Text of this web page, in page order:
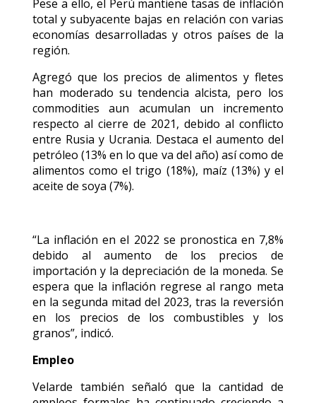
Pese a ello, el Perú mantiene tasas de inflación
total y subyacente bajas en relación con varias
economías desarrolladas y otros países de la
región.
Agregó que los precios de alimentos y fletes
han moderado su tendencia alcista, pero los
commodities aun acumulan un incremento
respecto al cierre de 2021, debido al conflicto
entre Rusia y Ucrania. Destaca el aumento del
petróleo (13% en lo que va del año) así como de
alimentos como el trigo (18%), maíz (13%) y el
aceite de soya (7%).
“La inflación en el 2022 se pronostica en 7,8%
debido al aumento de los precios de
importación y la depreciación de la moneda. Se
espera que la inflación regrese al rango meta
en la segunda mitad del 2023, tras la reversión
en los precios de los combustibles y los
granos”, indicó.
Empleo
Velarde también señaló que la cantidad de